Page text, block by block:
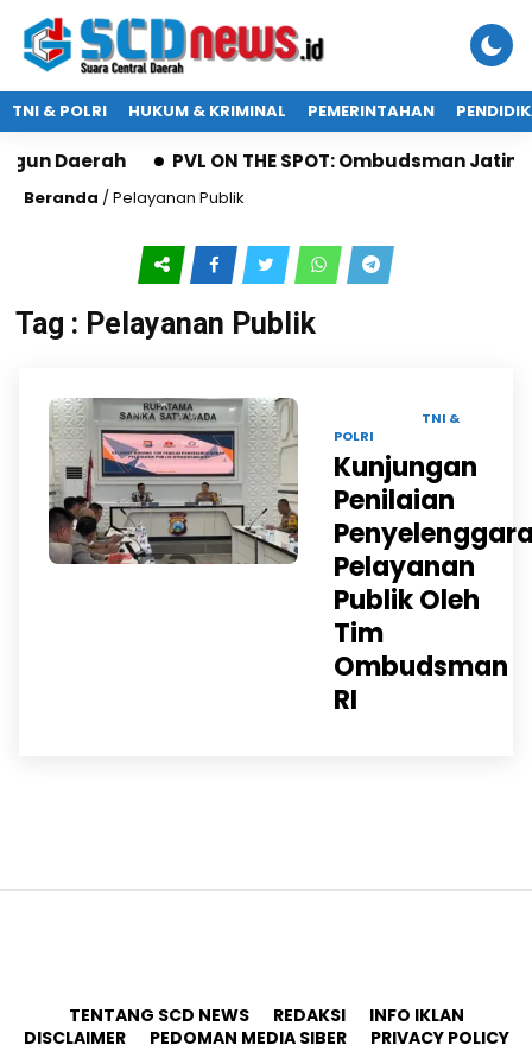
TNI & POLRI HUKUM & KRIMINAL PEMERINTAHAN
Daerah PVL ON THE SPOT: Ombudsman
Beranda /Pelayanan Publik
Tag : Pelayanan Publik
TNI &
POLRI
Kunjungan
Penilaian
Pelayanan
Publik Oleh
Tim
Ombudsman
RI
TENTANG SCD NEWS REDAKSI
INFO IKLAN
DISCLAIMER
PEDOMAN MEDIA SIBER PRIVACY POLICY